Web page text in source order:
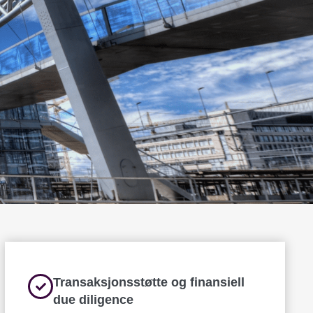
Transaksjonsstøtte og finansiell
due diligence
og